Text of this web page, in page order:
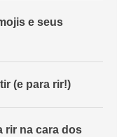
e seus
(e para rir!)
rir na cara dos